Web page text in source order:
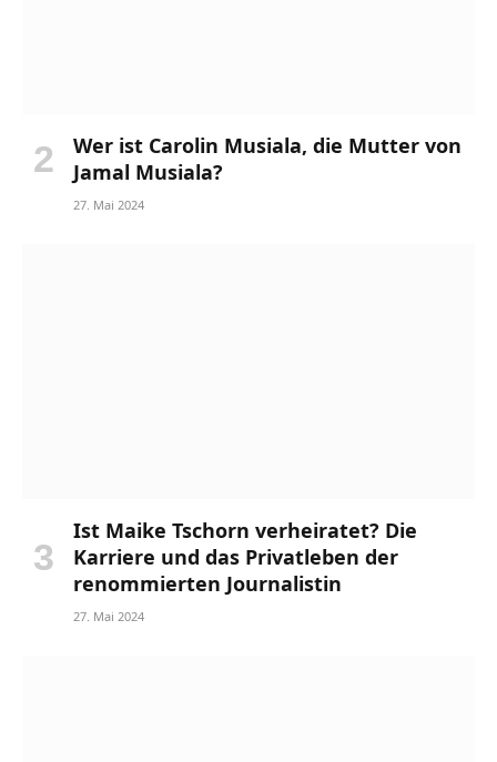
Wer ist Carolin Musiala, die Mutter von
Jamal Musiala?
27. Mai 2024
Ist Maike Tschorn verheiratet? Die
Karriere und das Privatleben der
renommierten Journalistin
27. Mai 2024